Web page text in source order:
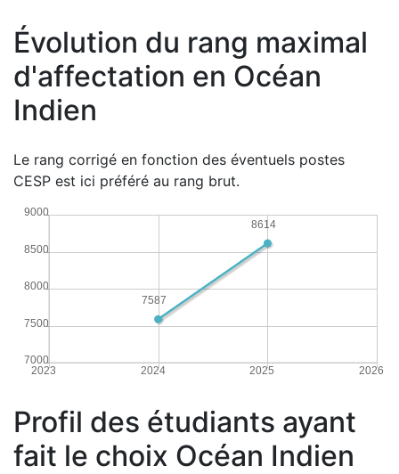
Évolution du rang maximal
d'affectation en Océan
Indien
Le rang corrigé en fonction des éventuels postes
CESP est ici préféré au rang brut.
2023 2024 2025 2026
7000
7500
8000
8500
9000
8614
7587
Profil des étudiants ayant
fait le choix Océan Indien